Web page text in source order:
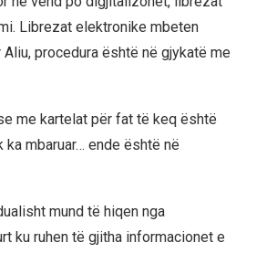
Librezat elektronike mbeten
procedura është në gjykatë me
me kartelat për fat të keq është
mbaruar… ende është në
mund të hiqen nga
ku ruhen të gjitha informacionet e